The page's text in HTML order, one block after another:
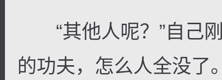
“其他人呢？”自己刚
的功夫，怎么人全没了